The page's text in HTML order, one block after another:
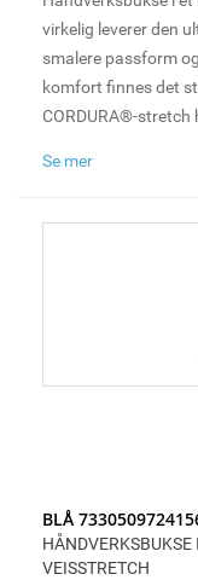
virkelig leverer den
smalere passform
komfort finnes det
CORDURA®-
venstre side. For økt
arbeidsdager.
Se mer
BLÅ
HÅNDVERKSBUKSE
VEISSTRETCH